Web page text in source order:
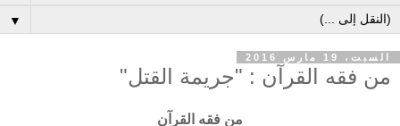
▼
السبت، 19 مارس 2016
من فقه القرآن : "جريمة القتل"
من فقه القرآن